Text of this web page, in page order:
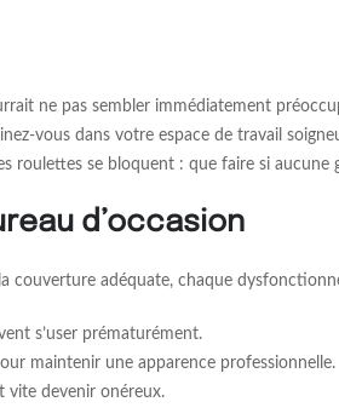
ne pas sembler immédiatement
vous dans votre espace de travail
roulettes se bloquent : que faire si aucune
d’occasion
couverture adéquate, chaque
s’user prématurément.
maintenir une apparence professionnelle.
vite devenir onéreux.